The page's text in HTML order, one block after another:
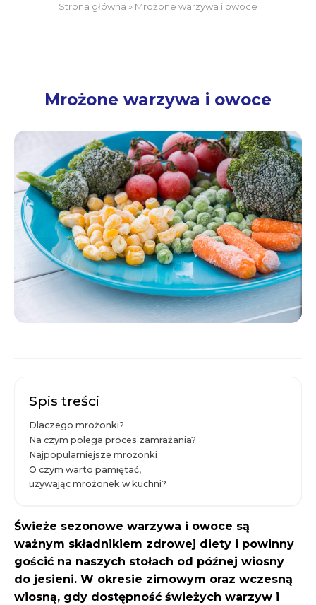
Strona główna » Mrożone warzywa i owoce
Mrożone warzywa i owoce
Spis treści
Dlaczego mrożonki?
Na czym polega proces zamrażania?
Najpopularniejsze mrożonki
O czym warto pamiętać,
używając mrożonek w kuchni?
Świeże sezonowe warzywa i owoce są
ważnym składnikiem zdrowej diety i powinny
gościć na naszych stołach od późnej wiosny
do jesieni. W okresie zimowym oraz wczesną
wiosną, gdy dostępność świeżych warzyw i